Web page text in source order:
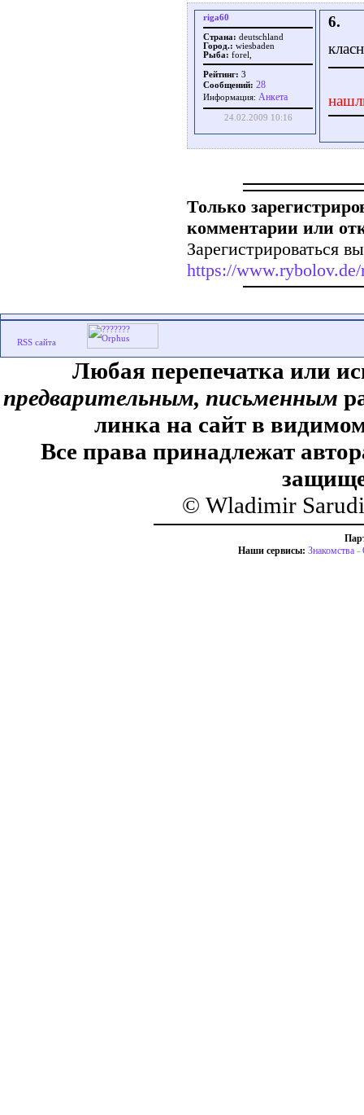
riga60
Страна: deutschland
Город.: wiesbaden
Рыба: forel,
Рейтинг: 3
Сообщений: 28
Информация: Aнкета
24.02.2009 10:16
6.
Только
комментарии или
Зарегистрироваться
https://www.rybolov.de/
Любая перепечатка или
предварительным, письменным
линка на сайт в
Все права принадлежат
© Wladimir
Наши сервисы: Знакомства -